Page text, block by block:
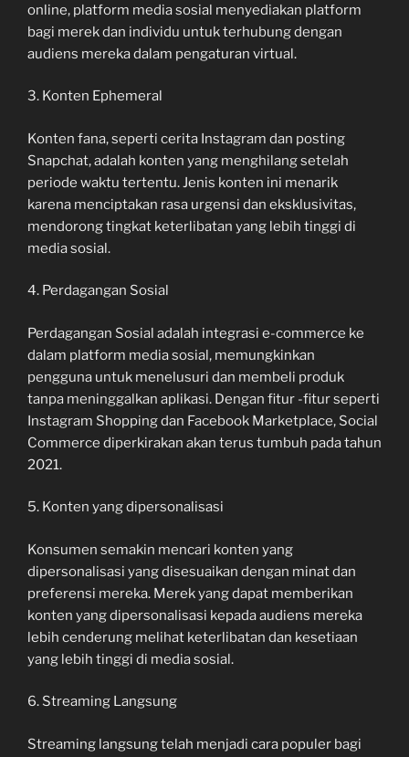
online, platform media sosial menyediakan platform
bagi merek dan individu untuk terhubung dengan
audiens mereka dalam pengaturan virtual.
3. Konten Ephemeral
Konten fana, seperti cerita Instagram dan posting
Snapchat, adalah konten yang menghilang setelah
periode waktu tertentu. Jenis konten ini menarik
karena menciptakan rasa urgensi dan eksklusivitas,
mendorong tingkat keterlibatan yang lebih tinggi di
media sosial.
4. Perdagangan Sosial
Perdagangan Sosial adalah integrasi e-commerce ke
dalam platform media sosial, memungkinkan
pengguna untuk menelusuri dan membeli produk
tanpa meninggalkan aplikasi. Dengan fitur -fitur seperti
Instagram Shopping dan Facebook Marketplace, Social
Commerce diperkirakan akan terus tumbuh pada tahun
2021.
5. Konten yang dipersonalisasi
Konsumen semakin mencari konten yang
dipersonalisasi yang disesuaikan dengan minat dan
preferensi mereka. Merek yang dapat memberikan
konten yang dipersonalisasi kepada audiens mereka
lebih cenderung melihat keterlibatan dan kesetiaan
yang lebih tinggi di media sosial.
6. Streaming Langsung
Streaming langsung telah menjadi cara populer bagi